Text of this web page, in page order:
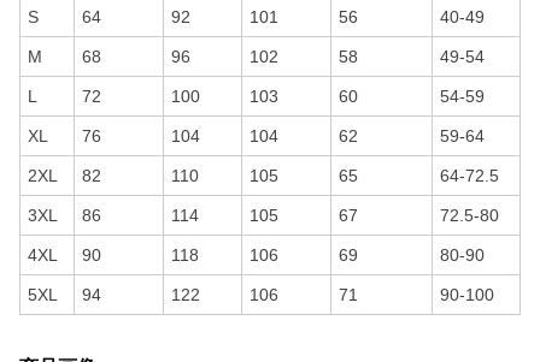
S 64 92 101 56 40-49
M 68 96 102 58 49-54
L 72 100 103 60 54-59
XL 76 104 104 62 59-64
2XL 82 110 105 65 64-72.5
3XL 86 114 105 67 72.5-80
4XL 90 118 106 69 80-90
5XL 94 122 106 71 90-100